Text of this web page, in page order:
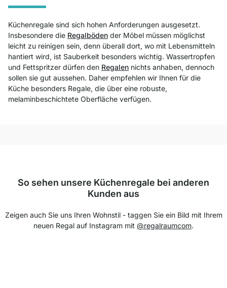
Küchenregale sind sich hohen Anforderungen ausgesetzt.
Insbesondere die Regalböden der Möbel müssen möglichst
leicht zu reinigen sein, denn überall dort, wo mit Lebensmitteln
hantiert wird, ist Sauberkeit besonders wichtig. Wassertropfen
und Fettspritzer dürfen den Regalen nichts anhaben, dennoch
sollen sie gut aussehen. Daher empfehlen wir Ihnen für die
Küche besonders Regale, die über eine robuste,
melaminbeschichtete Oberfläche verfügen.
So sehen unsere Küchenregale bei anderen
Kunden aus
Zeigen auch Sie uns Ihren Wohnstil - taggen Sie ein Bild mit Ihrem
neuen Regal auf Instagram mit @regalraumcom.